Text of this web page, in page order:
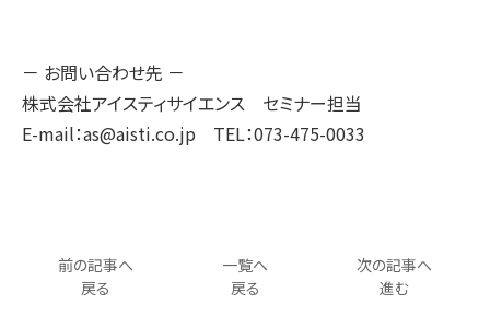
－ お問い合わせ先 －
株式会社アイスティサイエンス セミナー担当
E-mail：as@aisti.co.jp TEL：073-475-0033
一覧へ
戻る
前の記事へ
戻る
次の記事へ
進む